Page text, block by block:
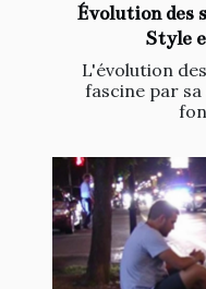
Évolution des
Style
L'évolution
fascine par